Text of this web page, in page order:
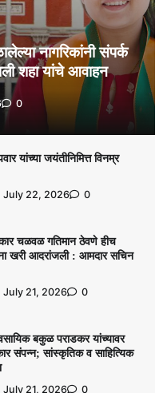
नागरिकांनी संपर्क
शहा यांचे आवाहन
0
यांच्या जयंतीनिमित्त विनम्र
July 22, 2026 0
चळवळ गतिमान ठेवणे हीच
खरी आदरांजली : आमदार सचिन
July 21, 2026 0
बकुळ पराडकर यांच्यावर
संपन्न; सांस्कृतिक व साहित्यिक
July 21, 2026 0